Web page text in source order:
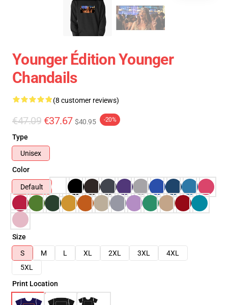
Younger Édition Younger
Chandails
(8 customer reviews)
€47.09 €37.67 $40.95 -20%
Type
Unisex
Color
Default
Size
S
M L XL 2XL 3XL
4XL
5XL
Print Location